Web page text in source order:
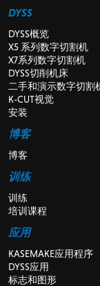
DYSS
DYSS概览
X5 系列数字切割机
X7系列数字切割机
DYSS切削机床
二手和演示数字切割
K-CUT视觉
安装
博客
博客
训练
训练
培训课程
应用
KASEMAKE应用程序
DYSS应用
标志和图形